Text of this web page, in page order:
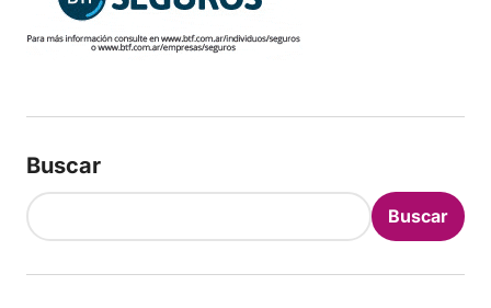
Buscar
Buscar